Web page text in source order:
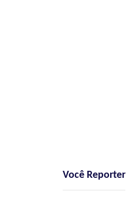
Você Reporter